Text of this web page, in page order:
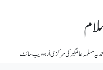
مسلمہ عالمگیر کی مرکزی اُردو ویب سائٹ